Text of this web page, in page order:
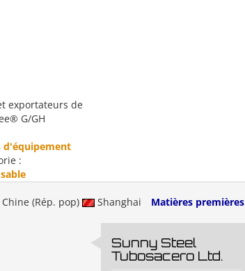
exportateurs de
G/GH
d'équipement
:
sable
Chine (Rép. pop) Shanghai Matières premières
Sunny Steel
Tubosacero Ltd.